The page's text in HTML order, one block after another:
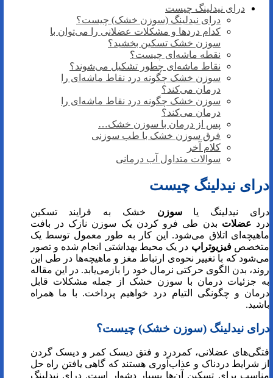
درای نیدلینگ چیست
درای نیدلینگ (سوزن خشک) چیست؟
کدام درد‌ها و مشکلات عضلانی را می‌توان با
سوزن خشک تسکین بخشید؟
نقطه ماشه‌ای چیست؟
نقاط ماشه‌ای چطور تشکیل می‌شوند؟
سوزن خشک چگونه درد نقاط ماشه‌ای را
درمان می‌کند؟
سوزن خشک چگونه درد نقاط ماشه‌ای را
درمان می‌کند؟
پس از درمان با سوزن خشک…
فرق سوزن خشک با طب سوزنی
کلام آخر
سوالات متداول آب درمانی
درای نیدلینگ چیست
درای نیدلینگ یاسوزن خشک به فرایند تسکین
درد عضلات بدن طی فرو کردن یک سوزن نازک در بافت
ماهیچه‌ای اتلاق می‌شود. این کار به طور معمول توسط یک
متخصصفیزیوتراپ در یک محیط بهداشتی انجام شده و تصور
می‌شود که با تغییر نحوه‌ی ارتباط مغز و ماهیچه‌ها در طی این
روند، بدن الگوی حرکتی نرمال خود را بازمی‌یابد. در این مقاله
به جزئیات درمان با سوزن خشک از جمله مشکلات قابل
درمان و چگونگی التیام درد خواهیم پرداخت. با ما همراه
باشید.
درای نیدلینگ (سوزن خشک) چیست؟
فتگی‌های عضلانی، کمردرد و فتق دیسک کمر و دیسک گردن
از شرایط دردناک و عذاب‌آوری هستند که گاهی یافتن راه حل
مناسب برای تسکین آن‌ها بسیار دشوار است. درای نیدلینگ